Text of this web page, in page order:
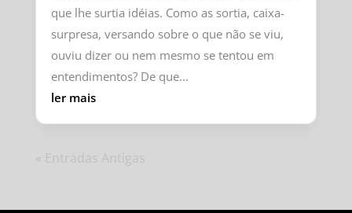
que lhe surtia idéias. Como as sortia, caixa-
surpresa, versando sobre o que não se viu,
ouviu dizer ou nem mesmo se tentou em
entendimentos? De que...
ler mais